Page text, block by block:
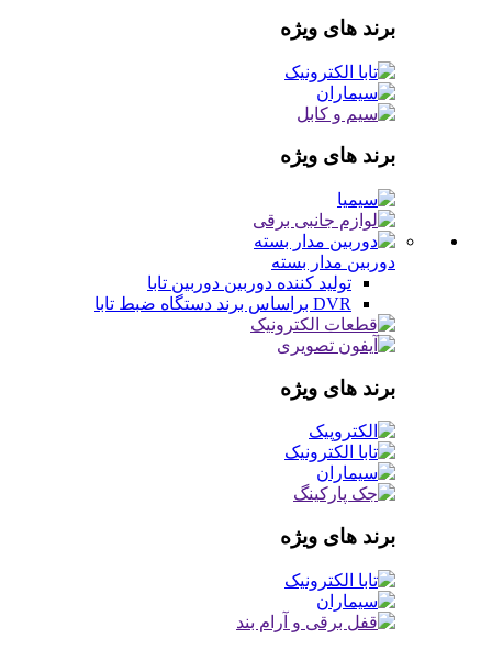
برند های ویژه
برند های ویژه
دوربین مدار بسته
تولید کننده دوربین دوربین تابا
DVR براساس برند
دستگاه ضبط تابا
برند های ویژه
برند های ویژه